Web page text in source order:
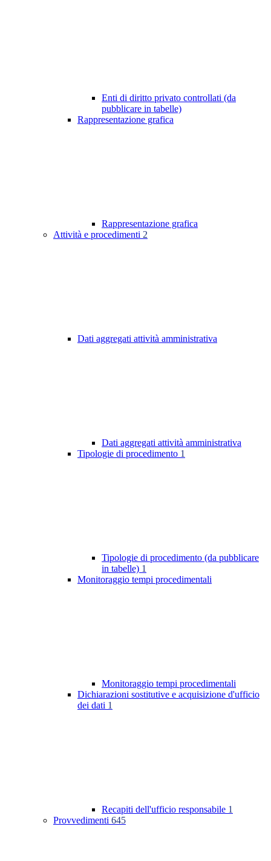
Enti di diritto privato controllati (da
pubblicare in tabelle)
Rappresentazione grafica
Rappresentazione grafica
Attività e procedimenti 2
Dati aggregati attività amministrativa
Dati aggregati attività amministrativa
Tipologie di procedimento 1
Tipologie di procedimento (da pubblicare
in tabelle) 1
Monitoraggio tempi procedimentali
Monitoraggio tempi procedimentali
Dichiarazioni sostitutive e acquisizione d'ufficio
dei dati 1
Recapiti dell'ufficio responsabile 1
Provvedimenti 645